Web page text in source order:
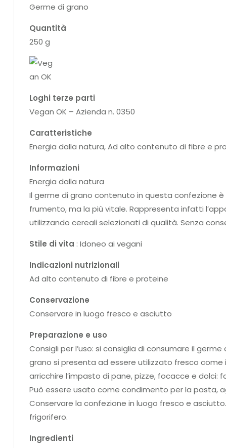
Germe di grano
Quantità
250 g
Loghi terze parti
Vegan OK – Azienda n. 0350
Caratteristiche
Energia dalla natura, Ad alto contenuto di fibre e
Informazioni
Energia dalla natura
Il germe di grano contenuto in questa confezione
frumento, ma la più vitale. Rappresenta infatti
utilizzando cereali selezionati di qualità. Senza
Stile di vita : Idoneo ai vegani
Indicazioni nutrizionali
Ad alto contenuto di fibre e proteine
Conservazione
Conservare in luogo fresco e asciutto
Preparazione e uso
Consigli per l’uso: si consiglia di consumare il
grano si presenta ad essere utilizzato fresco
arricchire l’impasto di pane, pizze, focacce e
Può essere usato come condimento per la pasta,
Conservare la confezione in luogo fresco e
frigorifero.
Ingredienti